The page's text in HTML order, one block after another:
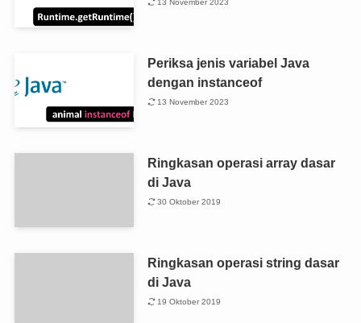
13 November 2023
Periksa jenis variabel Java
dengan instanceof
13 November 2023
Ringkasan operasi array dasar
di Java
30 Oktober 2019
Ringkasan operasi string dasar
di Java
19 Oktober 2019